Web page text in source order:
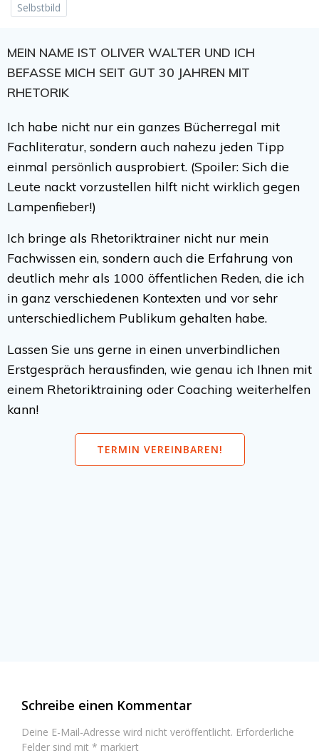
Selbstbild
MEIN NAME IST OLIVER WALTER UND ICH
BEFASSE MICH SEIT GUT 30 JAHREN MIT
RHETORIK
Ich habe nicht nur ein ganzes Bücherregal mit
Fachliteratur, sondern auch nahezu jeden Tipp
einmal persönlich ausprobiert. (Spoiler: Sich die
Leute nackt vorzustellen hilft nicht wirklich gegen
Lampenfieber!)
Ich bringe als Rhetoriktrainer nicht nur mein
Fachwissen ein, sondern auch die Erfahrung von
deutlich mehr als 1000 öffentlichen Reden, die ich
in ganz verschiedenen Kontexten und vor sehr
unterschiedlichem Publikum gehalten habe.
Lassen Sie uns gerne in einen unverbindlichen
Erstgespräch herausfinden, wie genau ich Ihnen mit
einem Rhetoriktraining oder Coaching weiterhelfen
kann!
TERMIN VEREINBAREN!
Schreibe einen Kommentar
Deine E-Mail-Adresse wird nicht veröffentlicht. Erforderliche
Felder sind mit * markiert